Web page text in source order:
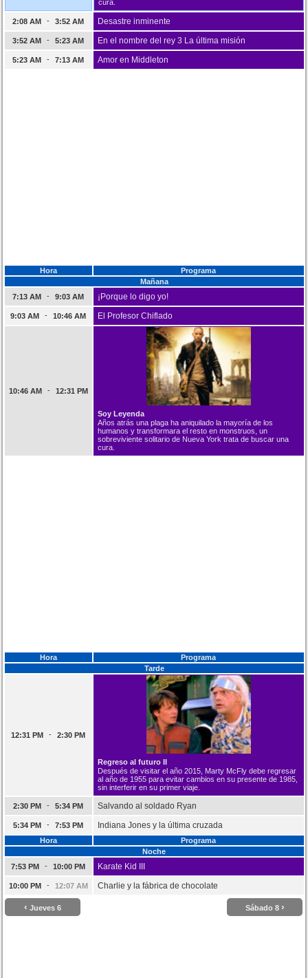
cura.
2:08 AM - 3:52 AM Desastre inminente
3:52 AM - 5:23 AM En el nombre del rey 3 La última misión
5:23 AM - 7:13 AM Amor en Middleton
Hora
Programa
Mañana
7:13 AM
- 9:03 AM ¡Porque lo digo yo!
9:03 AM - 10:46 AM El Profesor Chiflado
10:46 AM - 12:31 PM
Soy Leyenda
Años atrás una plaga ha aniquilado la mayoría de los
humanos y transformara el resto en monstruos, un
sobreviviente solitario de Nueva York trata de buscar una
cura.
Hora
Programa
Tarde
12:31 PM - 2:30 PM
Regreso al futuro II
Después de visitar el año 2015, Marty McFly debe regresar
al año de 1955 para evitar cambios en su presente de 1985,
sin interferir en su primer viaje.
2:30 PM - 5:34 PM Salvando al soldado Ryan
5:34 PM - 7:53 PM Indiana Jones y la última cruzada
Hora
Programa
Noche
7:53 PM
- 10:00 PM Karate Kid III
10:00 PM - 12:07 AM Charlie y la fábrica de chocolate
‹ Jueves 6 Sábado 8 ›